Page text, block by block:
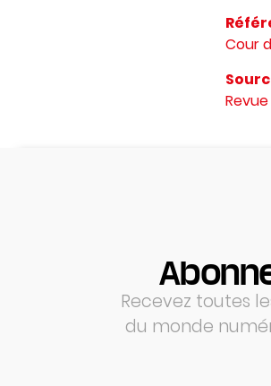
Cour
Recevez toutes
du monde